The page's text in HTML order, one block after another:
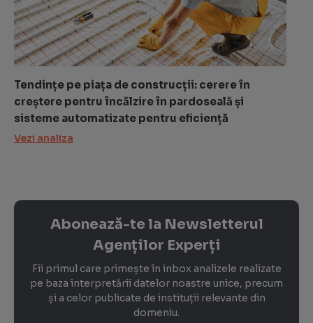
Tendințe pe piața de construcții: cerere în
creștere pentru încălzire în pardoseală și
sisteme automatizate pentru eficiență
Vezi analiza
Abonează-te la Newsletterul
Agenților Experți
Fii primul care primește în inbox analizele realizate
pe baza interpretării datelor noastre unice, precum
și a celor publicate de instituții relevante din
domeniu.